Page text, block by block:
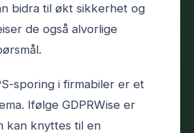
bidra til økt sikkerhet og
de også alvorlige
sporing i firmabiler er et
Ifølge GDPRWise er
kan knyttes til en